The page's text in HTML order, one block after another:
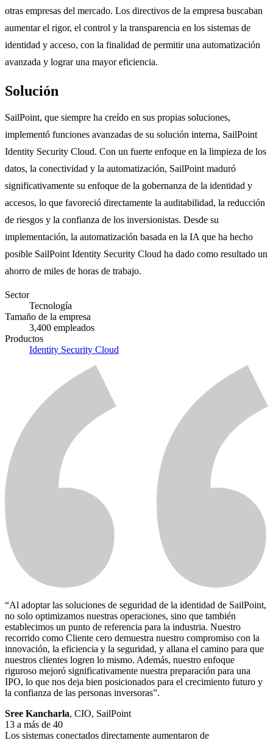
otras empresas del mercado. Los directivos de la empresa buscaban
aumentar el rigor, el control y la transparencia en los sistemas de
identidad y acceso, con la finalidad de permitir una automatización
avanzada y lograr una mayor eficiencia.
Solución
SailPoint, que siempre ha creído en sus propias soluciones,
implementó funciones avanzadas de su solución interna, SailPoint
Identity Security Cloud. Con un fuerte enfoque en la limpieza de los
datos, la conectividad y la automatización, SailPoint maduró
significativamente su enfoque de la gobernanza de la identidad y
accesos, lo que favoreció directamente la auditabilidad, la reducción
de riesgos y la confianza de los inversionistas. Desde su
implementación, la automatización basada en la IA que ha hecho
posible SailPoint Identity Security Cloud ha dado como resultado un
ahorro de miles de horas de trabajo.
Sector
Tecnología
Tamaño de la empresa
3,400 empleados
Productos
Identity Security Cloud
“Al adoptar las soluciones de seguridad de la identidad de SailPoint,
no solo optimizamos nuestras operaciones, sino que también
establecimos un punto de referencia para la industria. Nuestro
recorrido como Cliente cero demuestra nuestro compromiso con la
innovación, la eficiencia y la seguridad, y allana el camino para que
nuestros clientes logren lo mismo. Además, nuestro enfoque
riguroso mejoró significativamente nuestra preparación para una
IPO, lo que nos deja bien posicionados para el crecimiento futuro y
la confianza de las personas inversoras”.
Sree Kancharla, CIO, SailPoint
13 a más de 40
Los sistemas conectados directamente aumentaron de